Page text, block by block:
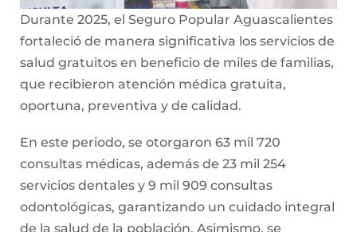
Durante 2025, el Seguro Popular Aguascalientes
fortaleció de manera significativa los servicios de
salud gratuitos en beneficio de miles de familias,
que recibieron atención médica gratuita,
oportuna, preventiva y de calidad.
En este periodo, se otorgaron 63 mil 720
consultas médicas, además de 23 mil 254
servicios dentales y 9 mil 909 consultas
odontológicas, garantizando un cuidado integral
de la salud de la población. Asimismo, se